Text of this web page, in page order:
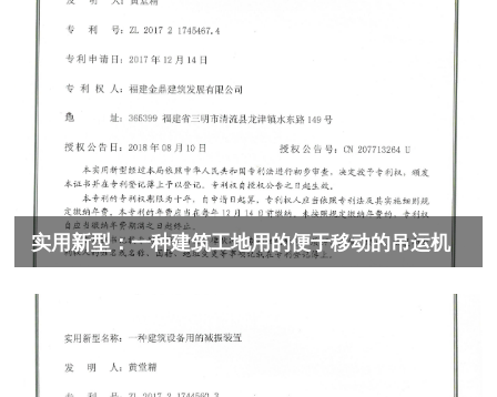
实用新型：一种建筑工地用的便于移动的吊运机